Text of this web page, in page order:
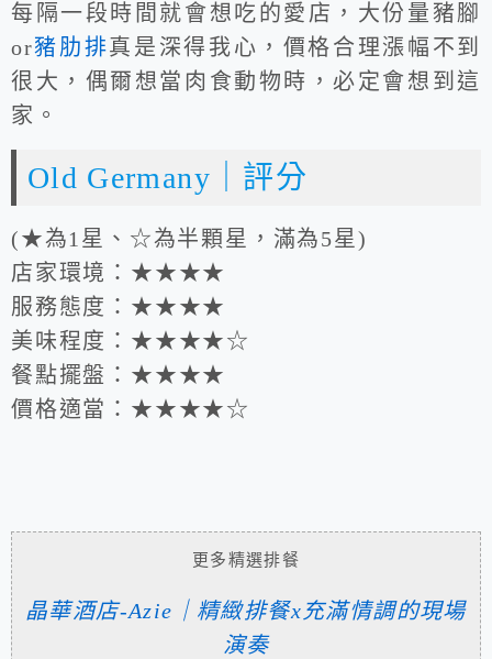
每隔一段時間就會想吃的愛店，大份量豬腳
or豬肋排真是深得我心，價格合理漲幅不到
很大，偶爾想當肉食動物時，必定會想到這
家。
Old Germany｜評分
(★為1星、☆為半顆星，滿為5星)
店家環境：★★★★
服務態度：★★★★
美味程度：★★★★☆
餐點擺盤：★★★★
價格適當：★★★★☆
更多精選排餐
晶華酒店-Azie｜精緻排餐x充滿情調的現場
演奏